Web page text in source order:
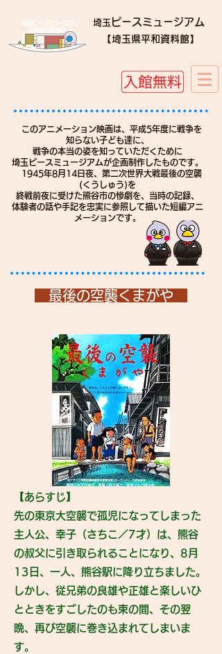
埼玉 ピースミュージアム
​​【埼玉県平和資料館】
このアニメーション映画は、平成5年度に戦争を
知らない子ども達に、
戦争の本当の姿を知っていただくために
埼玉ピースミュージアムが企画制作したものです。
1945年8月14日夜、第二次世界大戦最後の空襲
(くうしゅう)を
終戦前夜に受けた熊谷市の惨劇を、当時の記録、
体験者の話や手記を忠実に参照して描いた短編アニ
メーションです。
最後の空襲くまがや
【あらすじ】
先の東京大空襲で孤児になってしまった
主人公、幸子（さちこ／7才）は、熊谷
の叔父に引き取られることになり、8月
13日、一人、熊谷駅に降り立ちました。
しかし、従兄弟の良雄や正雄と楽しいひ
とときをすごしたのも束の間、その翌
晩、再び空襲に巻き込まれてしまいま
す。